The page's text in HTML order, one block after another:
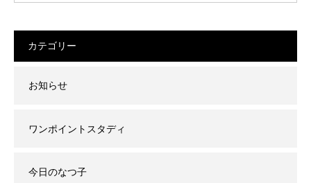
カテゴリー
お知らせ
ワンポイントスタディ
今日のなつ子